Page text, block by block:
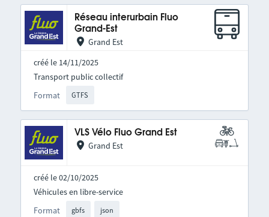
Réseau interurbain Fluo
Grand-Est
Grand Est
créé le 14/11/2025
Format GTFS
Transport public collectif
VLS Vélo Fluo Grand Est
Grand Est
créé le 02/10/2025
Format gbfs json
Véhicules en libre-service